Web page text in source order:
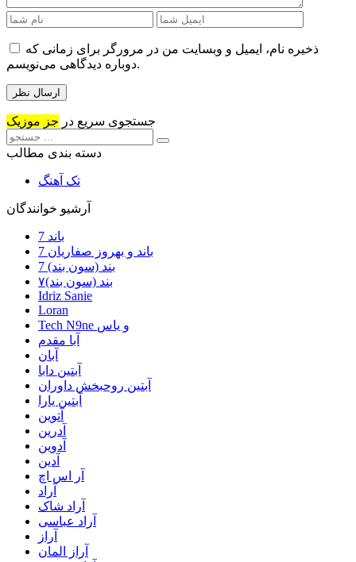
ذخیره نام، ایمیل و وبسایت من در مرورگر برای زمانی که
دوباره دیدگاهی می‌نویسم.
جستجوی سریع در جز موزیک
دسته بندی مطالب
تک آهنگ
آرشیو خوانندگان
7 باند
7 باند و بهروز صفاریان
7 بند (سون بند)
۷بند (سون بند)
Idriz Sanie
Loran
Tech N9ne و یاس
آبا مقدم
آبان
آبتین دابا
آبتین روحبخش داوران
آبتین یارا
آتوین
آدرین
آدوین
آدین
آر اس اچ
آراد
آراد شاک
آراد عباسی
آراز
آراز المان